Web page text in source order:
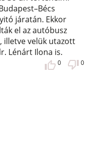
járatán. Ekkor
el az autóbusz
illetve velük utazott
Lénárt Ilona is.
0 0